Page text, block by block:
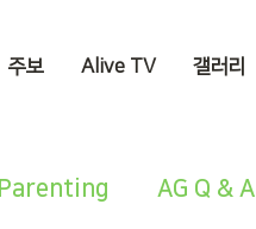
주보 Alive TV 갤러리
AG Q & A